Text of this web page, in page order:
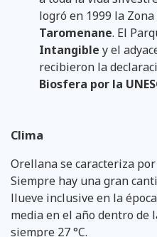
logró en 1999 la
Taromenane. El
Intangible y el
recibieron la
Biosfera por la
Clima
Orellana se caracteriza
Siempre hay una gran
llueve inclusive en la
media en el año dentro de
siempre 27 °C.